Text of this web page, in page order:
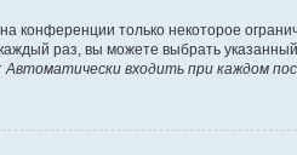
конференции только некоторое
раз, вы можете выбрать
Автоматически входить при каждом